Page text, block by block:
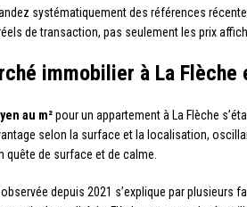
systématiquement des références
de transaction, pas seulement les prix
immobilier à La Flèche
au m²pour un appartement à La Flèche
selon la surface et la localisation,
quête de surface et de calme.
depuis 2021 s’explique par plusieurs